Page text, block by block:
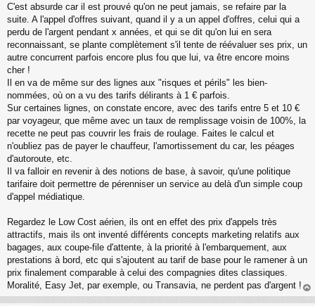
C'est absurde car il est prouvé qu'on ne peut jamais, se refaire par la
suite. A l'appel d'offres suivant, quand il y a un appel d'offres, celui qui a
perdu de l'argent pendant x années, et qui se dit qu'on lui en sera
reconnaissant, se plante complètement s'il tente de réévaluer ses prix, un
autre concurrent parfois encore plus fou que lui, va être encore moins
cher !
Il en va de même sur des lignes aux "risques et périls" les bien-
nommées, où on a vu des tarifs délirants à 1 € parfois.
Sur certaines lignes, on constate encore, avec des tarifs entre 5 et 10 €
par voyageur, que même avec un taux de remplissage voisin de 100%, la
recette ne peut pas couvrir les frais de roulage. Faites le calcul et
n'oubliez pas de payer le chauffeur, l'amortissement du car, les péages
d'autoroute, etc.
Il va falloir en revenir à des notions de base, à savoir, qu'une politique
tarifaire doit permettre de pérenniser un service au delà d'un simple coup
d'appel médiatique.
Regardez le Low Cost aérien, ils ont en effet des prix d'appels très
attractifs, mais ils ont inventé différents concepts marketing relatifs aux
bagages, aux coupe-file d'attente, à la priorité à l'embarquement, aux
prestations à bord, etc qui s'ajoutent au tarif de base pour le ramener à un
prix finalement comparable à celui des compagnies dites classiques.
Moralité, Easy Jet, par exemple, ou Transavia, ne perdent pas d'argent !
au